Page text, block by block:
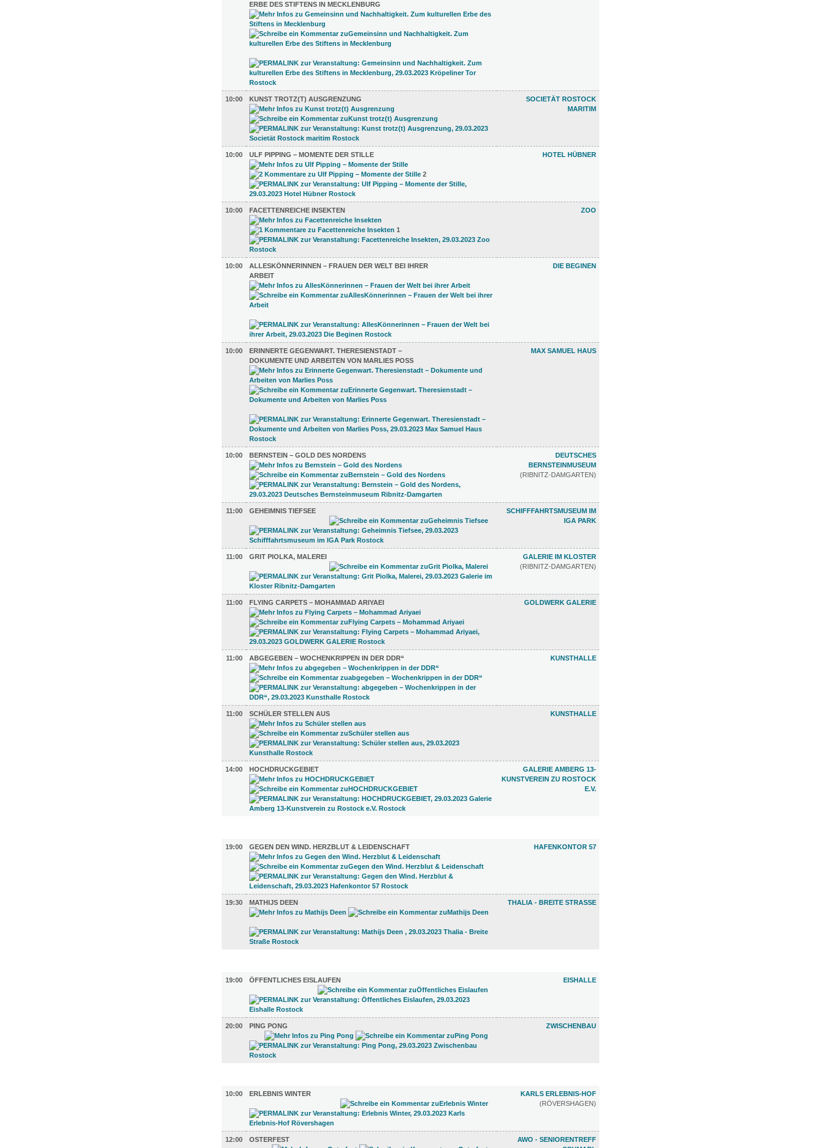
ERBE DES STIFTENS IN MECKLENBURG
10:00 KUNST TROTZ(T) AUSGRENZUNG
SOCIETÄT ROSTOCK
MARITIM
10:00 ULF PIPPING – MOMENTE DER STILLE
2
HOTEL HÜBNER
10:00 FACETTENREICHE INSEKTEN
1
ZOO
10:00
ALLESKÖNNERINNEN – FRAUEN DER WELT BEI IHRER
ARBEIT
DIE BEGINEN
10:00
ERINNERTE GEGENWART. THERESIENSTADT –
DOKUMENTE UND ARBEITEN VON MARLIES POSS
MAX SAMUEL HAUS
10:00 BERNSTEIN – GOLD DES NORDENS
DEUTSCHES
BERNSTEINMUSEUM
(RIBNITZ-DAMGARTEN)
11:00 GEHEIMNIS TIEFSEE
SCHIFFFAHRTSMUSEUM IM
IGA PARK
11:00 GRIT PIOLKA, MALEREI
GALERIE IM KLOSTER
(RIBNITZ-DAMGARTEN)
11:00 FLYING CARPETS – MOHAMMAD ARIYAEI GOLDWERK GALERIE
11:00 ABGEGEBEN – WOCHENKRIPPEN IN DER DDR“ KUNSTHALLE
11:00 SCHÜLER STELLEN AUS KUNSTHALLE
14:00 HOCHDRUCKGEBIET
GALERIE AMBERG 13-
KUNSTVEREIN ZU ROSTOCK
E.V.
19:00
GEGEN DEN WIND. HERZBLUT & LEIDENSCHAFT HAFENKONTOR 57
19:30 MATHIJS DEEN THALIA - BREITE STRASSE
19:00
ÖFFENTLICHES EISLAUFEN EISHALLE
20:00 PING PONG ZWISCHENBAU
10:00
ERLEBNIS WINTER
KARLS ERLEBNIS-HOF
(RÖVERSHAGEN)
12:00 OSTERFEST
AWO - SENIORENTREFF